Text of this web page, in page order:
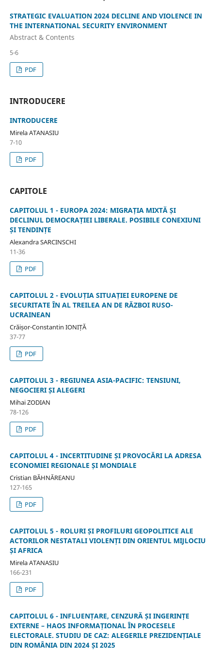
STRATEGIC EVALUATION 2024 DECLINE AND VIOLENCE IN
THE INTERNATIONAL SECURITY ENVIRONMENT
Abstract & Contents
5-6
PDF
INTRODUCERE
INTRODUCERE
Mirela ATANASIU
7-10
PDF
CAPITOLE
CAPITOLUL 1 - EUROPA 2024: MIGRAȚIA MIXTĂ ȘI
DECLINUL DEMOCRAȚIEI LIBERALE. POSIBILE CONEXIUNI
ȘI TENDINȚE
Alexandra SARCINSCHI
11-36
PDF
CAPITOLUL 2 - EVOLUȚIA SITUAȚIEI EUROPENE DE
SECURITATE ÎN AL TREILEA AN DE RĂZBOI RUSO-
UCRAINEAN
Crăișor-Constantin IONIȚĂ
37-77
PDF
CAPITOLUL 3 - REGIUNEA ASIA-PACIFIC: TENSIUNI,
NEGOCIERI ȘI ALEGERI
Mihai ZODIAN
78-126
PDF
CAPITOLUL 4 - INCERTITUDINE ȘI PROVOCĂRI LA ADRESA
ECONOMIEI REGIONALE ȘI MONDIALE
Cristian BĂHNĂREANU
127-165
PDF
CAPITOLUL 5 - ROLURI ȘI PROFILURI GEOPOLITICE ALE
ACTORILOR NESTATALI VIOLENȚI DIN ORIENTUL MIJLOCIU
ȘI AFRICA
Mirela ATANASIU
166-231
PDF
CAPITOLUL 6 - INFLUENȚARE, CENZURĂ ȘI INGERINȚE
EXTERNE – HAOS INFORMAȚIONAL ÎN PROCESELE
ELECTORALE. STUDIU DE CAZ: ALEGERILE PREZIDENȚIALE
DIN ROMÂNIA DIN 2024 ȘI 2025